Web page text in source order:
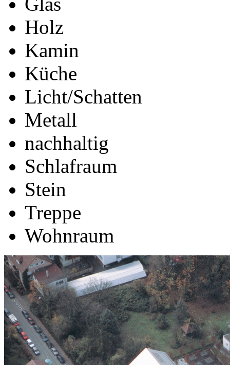
Holz
Kamin
Küche
Licht/Schatten
Metall
nachhaltig
Schlafraum
Stein
Treppe
Wohnraum